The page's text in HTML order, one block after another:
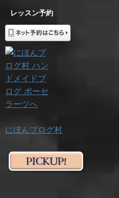
レッスン予約
にほんブログ村